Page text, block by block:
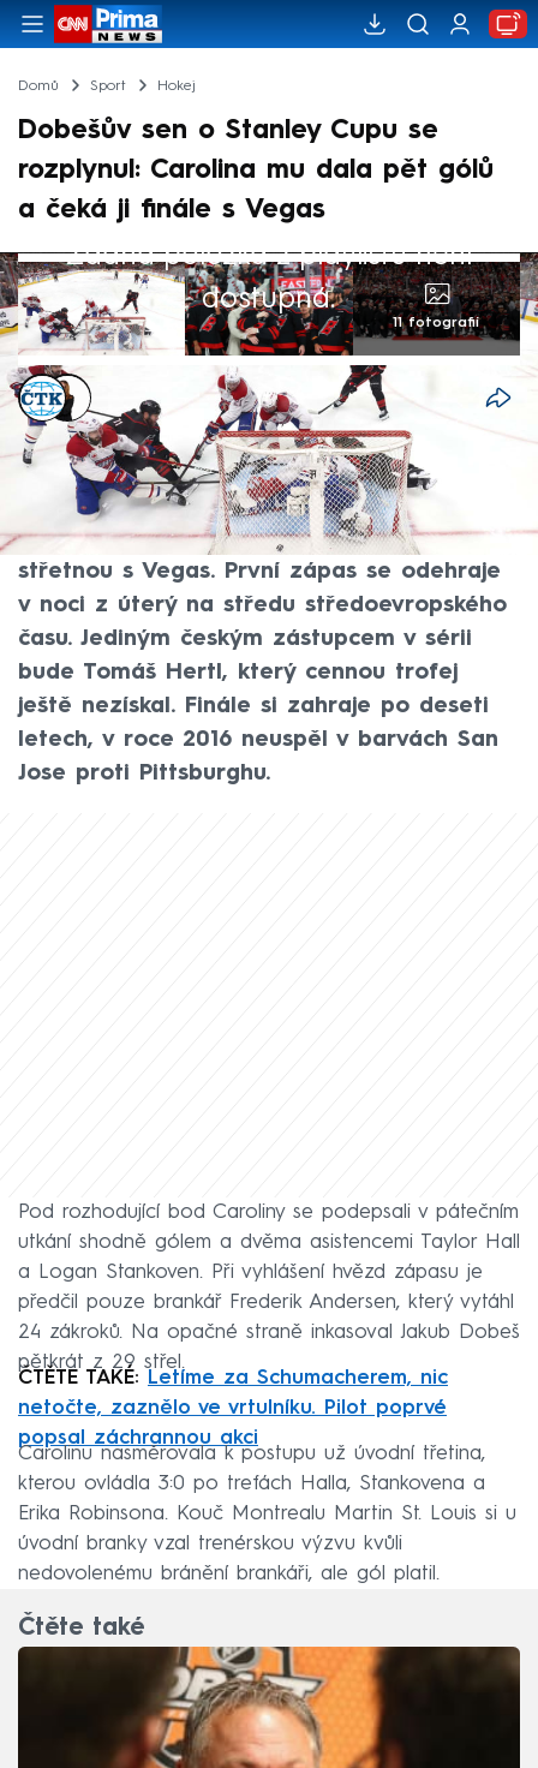
Domů Sport Hokej
Dobešův sen o Stanley Cupu se
rozplynul: Carolina mu dala pět gólů
a čeká ji finále s Vegas
Žádná položka z playlistu není
dostupná.
11 fotografií
ČTK
Michaela Bartošová
30. kvě 2026, 06:55
Hokejisté Caroliny porazili doma Montreal
6:1 a poprvé od roku 2006 postoupili do
finále NHL. V boji o Stanleyův pohár se
střetnou s Vegas. První zápas se odehraje
v noci z úterý na středu středoevropského
času. Jediným českým zástupcem v sérii
bude Tomáš Hertl, který cennou trofej
ještě nezískal. Finále si zahraje po deseti
letech, v roce 2016 neuspěl v barvách San
Jose proti Pittsburghu.
Pod rozhodující bod Caroliny se podepsali v pátečním
utkání shodně gólem a dvěma asistencemi Taylor Hall
a Logan Stankoven. Při vyhlášení hvězd zápasu je
předčil pouze brankář Frederik Andersen, který vytáhl
24 zákroků. Na opačné straně inkasoval Jakub Dobeš
pětkrát z 29 střel.
ČTĚTE TAKÉ:
Letíme za Schumacherem, nic
netočte, zaznělo ve vrtulníku. Pilot poprvé
popsal záchrannou akci
Carolinu nasměrovala k postupu už úvodní třetina,
kterou ovládla 3:0 po trefách Halla, Stankovena a
Erika Robinsona. Kouč Montrealu Martin St. Louis si u
úvodní branky vzal trenérskou výzvu kvůli
nedovolenému bránění brankáři, ale gól platil.
Čtěte také